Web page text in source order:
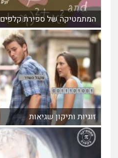
המתמטיקה של ספירת קלפים
זוגיות ותיקון שגיאות